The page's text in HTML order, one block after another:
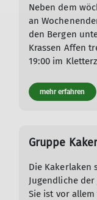
Neben dem
an
den Bergen
Krassen Affen
19:00 im
mehr erfahren
Gruppe
Die Kakerlaken
Jugendliche der
Sie ist vor